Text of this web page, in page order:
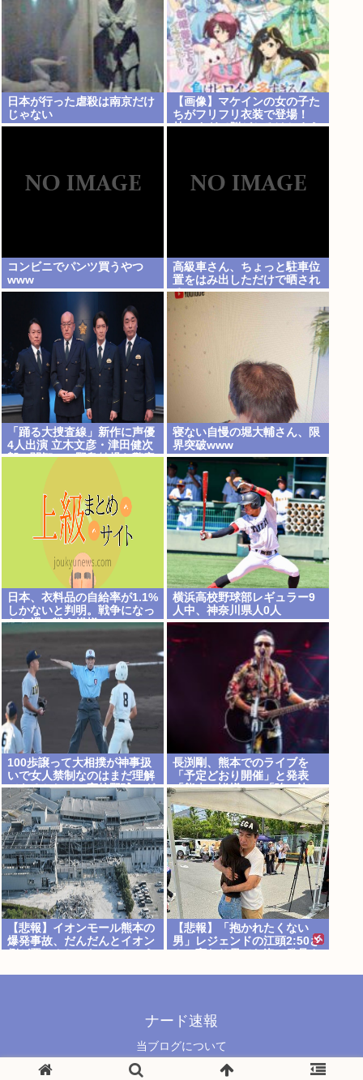
日本が行った虐殺は南京だけ
じゃない
【画像】マケインの女の子た
ちがフリフリ衣装で登場！
甘々すぎて脳がとろけちまう
コンビニでパンツ買うやつ
www
高級車さん、ちょっと駐車位
置をはみ出しただけで晒され
るwwwWwwWWw
「踊る大捜査線」新作に声優
4人出演 立木文彦・津田健次
郎・関智一・野島健児ら警察
寝ない自慢の堀大輔さん、限
界突破www
日本、衣料品の自給率が1.1%
しかないと判明。戦争になっ
たら裸で戦う模様www
横浜高校野球部レギュラー9
人中、神奈川県人0人
100歩譲って大相撲が神事扱
いで女人禁制なのはまだ理解
できるとして、高校野球のグ
ラウンドが女人禁制だったの
はマジ意味わからん
長渕剛、熊本でのライブを
「予定どおり開催」と発表
「熊本の皆様へ」「強い決
意」のメッセージ&寄付も表
明
【悲報】イオンモール熊本の
爆発事故、だんだんとイオン
【悲報】「抱かれたくない
男」レジェンドの江頭2:50さ
ナード速報
当ブログについて
© 2021 ナード速報.